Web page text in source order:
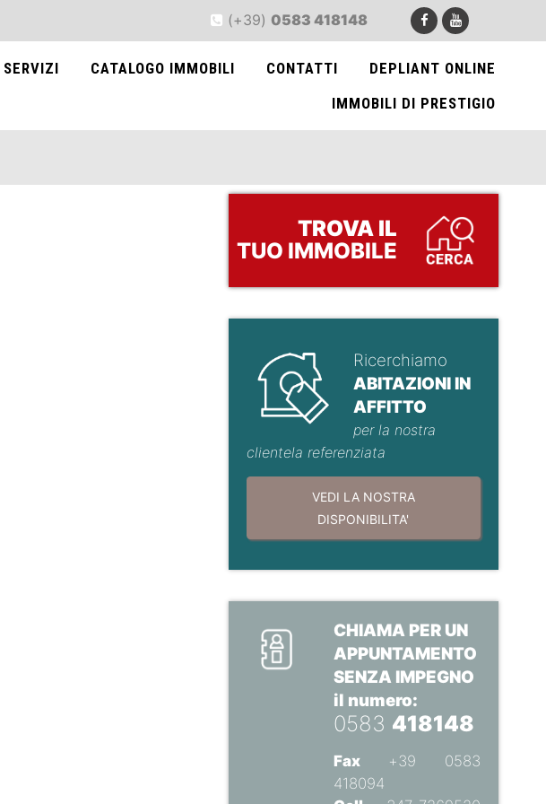
(+39)0583 418148
SERVIZI CATALOGO IMMOBILI CONTATTI
DEPLIANT ONLINE
IMMOBILI DI PRESTIGIO
TROVA IL
TUO IMMOBILE
Ricerchiamo
ABITAZIONI IN
AFFITTO
per la nostra
clientela referenziata
VEDI LA NOSTRA
DISPONIBILITA'
CHIAMA PER UN
APPUNTAMENTO
SENZA IMPEGNO
il numero:
0583 418148
Fax+39 0583
418094